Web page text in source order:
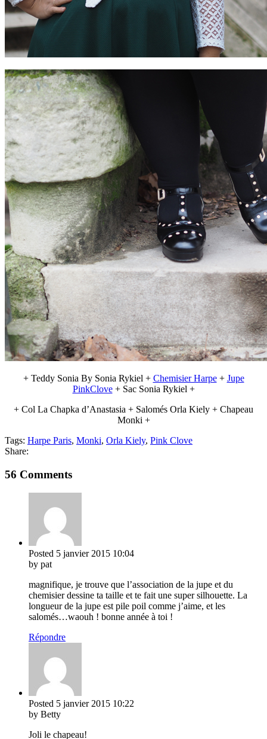
+ Teddy Sonia By Sonia Rykiel + Chemisier Harpe+ Jupe
PinkClove+ Sac Sonia Rykiel +
+ Col La Chapka d’Anastasia + Salomés Orla Kiely + Chapeau
Monki +
Tags: Harpe Paris, Monki, Orla Kiely, Pink Clove
Share:
56 Comments
Posted 5 janvier 2015 10:04
by pat
magnifique, je trouve que l’association de la jupe et du
chemisier dessine ta taille et te fait une super silhouette. La
longueur de la jupe est pile poil comme j’aime, et les
salomés…waouh ! bonne année à toi !
Répondre
Posted 5 janvier 2015 10:22
by Betty
Joli le chapeau!